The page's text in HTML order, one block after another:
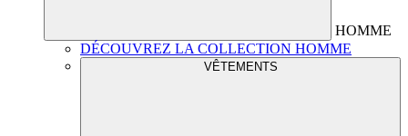
HOMME
DÉCOUVREZ LA COLLECTION HOMME
VÊTEMENTS